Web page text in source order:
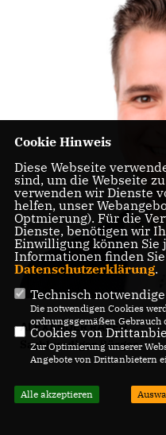
ALEXANDER RABEN
Sachkundiger Bürger
Cookie Hinweis
Diese Webseite
sind, um die Webseite
verwenden wir Dienste
helfen, unser
Optmierung). Für die
Dienste, benötigen wir
Einwilligung können Sie
Informationen finden
Datenschutzerklärung.
Technisch
Die notwendigen Cookies
ordnungsgemäßen Gebrauch
Cookies von
Zur Optimierung unserer
Angebote von Drittanbietern
Alle akzeptieren